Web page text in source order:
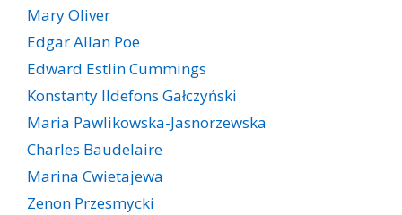
Mary Oliver
Edgar Allan Poe
Edward Estlin Cummings
Konstanty Ildefons Gałczyński
Maria Pawlikowska-Jasnorzewska
Charles Baudelaire
Marina Cwietajewa
Zenon Przesmycki